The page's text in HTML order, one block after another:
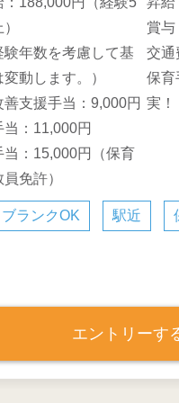
験年数を考慮して基
動します。）
善支援手当：9,000円
当：11,000円
当：15,000円（保育
免許）
賞与
交通
保育
実！
ランクOK 駅近
エントリーす